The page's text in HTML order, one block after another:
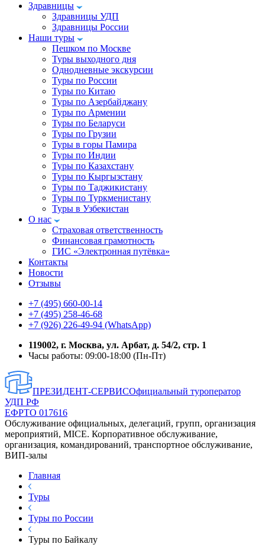
Здравницы
Здравницы УДП
Здравницы России
Наши туры
Пешком по Москве
Туры выходного дня
Однодневные экскурсии
Туры по России
Туры по Китаю
Туры по Азербайджану
Туры по Армении
Туры по Беларуси
Туры по Грузии
Туры в горы Памира
Туры по Индии
Туры по Казахстану
Туры по Кыргызстану
Туры по Таджикистану
Туры по Туркменистану
Туры в Узбекистан
О нас
Страховая ответственность
Финансовая грамотность
ГИС «Электронная путёвка»
Контакты
Новости
Отзывы
+7 (495) 660-00-14
+7 (495) 258-46-68
+7 (926) 226-49-94 (WhatsApp)
119002, г. Москва, ул. Арбат, д. 54/2, стр. 1
Часы работы: 09:00-18:00 (Пн-Пт)
ПРЕЗИДЕНТ-СЕРВИСОфициальный туроператор
УДП РФ
ЕФРТО 017616
Обслуживание официальных, делегаций, групп, организация
мероприятий, MICE. Корпоративное обслуживание,
организация, командирований, транспортное обслуживание,
ВИП-залы
Главная
Туры
Туры по России
Туры по Байкалу